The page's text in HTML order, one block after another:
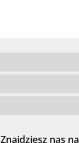
Znajdziesz nas na